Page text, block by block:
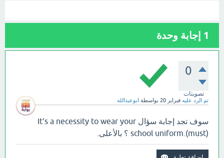
1 إجابة وحدة
0
تصويتات
تم الرد عليه فبراير 20 بواسطة ابوعبدالله
سوف تجد إجابة سؤال It's a necessity to wear your
school uniform.(must) ؟ بالأعلى.